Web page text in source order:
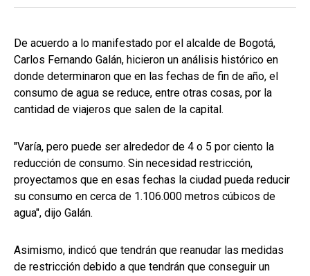
De acuerdo a lo manifestado por el alcalde de Bogotá,
Carlos Fernando Galán, hicieron un análisis histórico en
donde determinaron que en las fechas de fin de año, el
consumo de agua se reduce, entre otras cosas, por la
cantidad de viajeros que salen de la capital.
"Varía, pero puede ser alrededor de 4 o 5 por ciento la
reducción de consumo. Sin necesidad restricción,
proyectamos que en esas fechas la ciudad pueda reducir
su consumo en cerca de 1.106.000 metros cúbicos de
agua", dijo Galán.
Asimismo, indicó que tendrán que reanudar las medidas
de restricción debido a que tendrán que conseguir un